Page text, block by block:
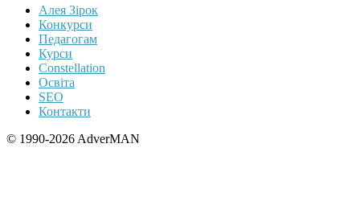
Алея Зірок
Конкурси
Педагогам
Курси
Constellation
Освіта
SEO
Контакти
© 1990-2026 AdverMAN